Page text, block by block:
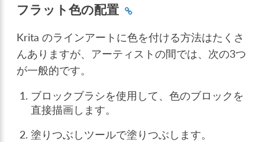
フラット色の配置
Krita のラインアートに色を付ける方法はたくさ
んありますが、アーティストの間では、次の3つ
が一般的です。
ブロックブラシを使用して、色のブロックを
直接描画します。
塗りつぶしツールで塗りつぶします。